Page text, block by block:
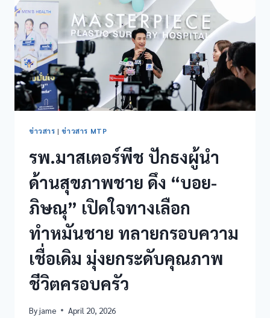
ข่าวสาร |ข่าวสาร MTP
รพ.มาสเตอร์พีช ปักธงผู้นำ
ด้านสุขภาพชาย ดึง “บอย-
ภิษณุ” เปิดใจทางเลือก
ทำหมันชาย ทลายกรอบความ
เชื่อเดิม มุ่งยกระดับคุณภาพ
ชีวิตครอบครัว
Byjame April 20, 2026